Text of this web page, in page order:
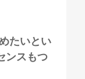
たいとい
ンスもつ